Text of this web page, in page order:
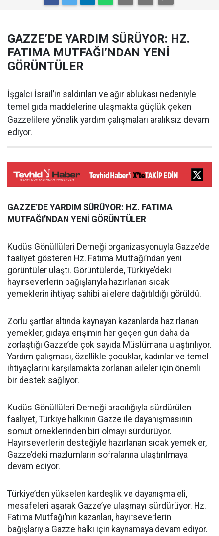
GAZZE’DE YARDIM SÜRÜYOR: HZ.
FATIMA MUTFAĞI’NDAN YENİ
GÖRÜNTÜLER
İşgalci İsrail’in saldırıları ve ağır ablukası nedeniyle
temel gıda maddelerine ulaşmakta güçlük çeken
Gazzelilere yönelik yardım çalışmaları aralıksız devam
ediyor.
GAZZE’DE YARDIM SÜRÜYOR: HZ. FATIMA
MUTFAĞI’NDAN YENİ GÖRÜNTÜLER
Kudüs Gönüllüleri Derneği organizasyonuyla Gazze’de
faaliyet gösteren Hz. Fatıma Mutfağı’ndan yeni
görüntüler ulaştı. Görüntülerde, Türkiye’deki
hayırseverlerin bağışlarıyla hazırlanan sıcak
yemeklerin ihtiyaç sahibi ailelere dağıtıldığı görüldü.
Zorlu şartlar altında kaynayan kazanlarda hazırlanan
yemekler, gıdaya erişimin her geçen gün daha da
zorlaştığı Gazze’de çok sayıda Müslümana ulaştırılıyor.
Yardım çalışması, özellikle çocuklar, kadınlar ve temel
ihtiyaçlarını karşılamakta zorlanan aileler için önemli
bir destek sağlıyor.
Kudüs Gönüllüleri Derneği aracılığıyla sürdürülen
faaliyet, Türkiye halkının Gazze ile dayanışmasının
somut örneklerinden biri olmayı sürdürüyor.
Hayırseverlerin desteğiyle hazırlanan sıcak yemekler,
Gazze’deki mazlumların sofralarına ulaştırılmaya
devam ediyor.
Türkiye’den yükselen kardeşlik ve dayanışma eli,
mesafeleri aşarak Gazze’ye ulaşmayı sürdürüyor. Hz.
Fatıma Mutfağı’nın kazanları, hayırseverlerin
bağışlarıyla Gazze halkı için kaynamaya devam ediyor.